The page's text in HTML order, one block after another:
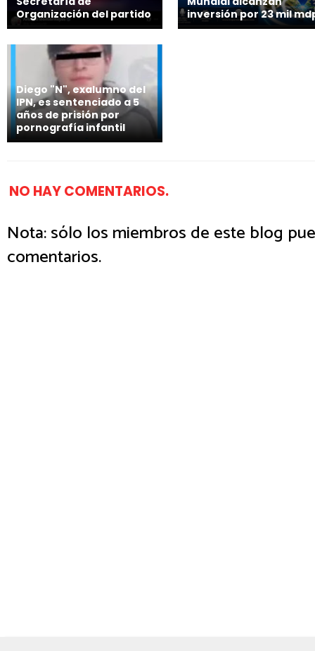
Organización del partido
inversión por 23 mil
Diego "N", exalumno del
IPN, es sentenciado a 5
años de prisión por
pornografía infantil
NO HAY COMENTARIOS.
Nota: sólo los miembros de este blog
comentarios.